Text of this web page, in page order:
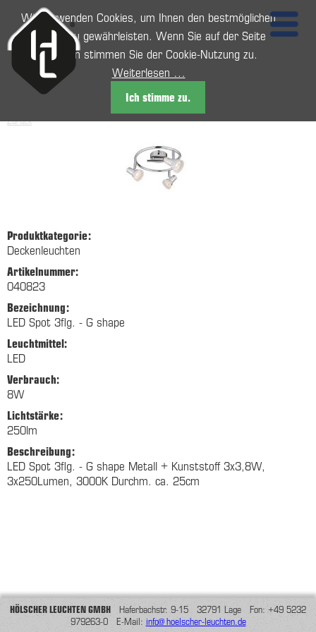
Produktkategorie:
Deckenleuchten
Artikelnummer:
040823
Bezeichnung:
LED Spot 3flg. - G shape
Leuchtmittel:
LED
Verbrauch:
8W
Lichtstärke:
250lm
Beschreibung:
LED Spot 3flg. - G shape Metall + Kunststoff 3x3,8W,
3x250Lumen, 3000K Durchm. ca. 25cm
Zurück
HÖLSCHER LEUCHTEN GMBH Haferbachstr. 9-15 32791 Lage Fon: +49 5232
979263-0 E-Mail: info@hoelscher-leuchten.de
Wir verwenden Cookies, um Ihnen den bestmöglichen
Service zu gewährleisten. Wenn Sie auf der Seite
weitersurfen stimmen Sie der Cookie-Nutzung zu.
Weiterlesen …
Ich stimme zu.